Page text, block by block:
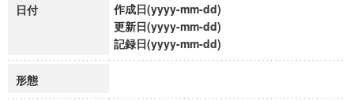
日付
作成日(yyyy-mm-dd)
更新日(yyyy-mm-dd)
記録日(yyyy-mm-dd)
形態